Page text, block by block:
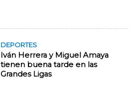
DEPORTES
Iván Herrera y Miguel Amaya
tienen buena tarde en las
Grandes Ligas